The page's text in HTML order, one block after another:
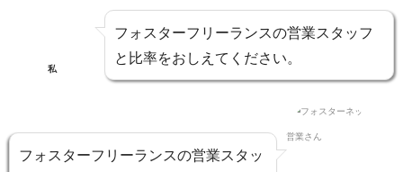
私
フォスターフリーランスの営業スタッフ
と比率をおしえてください。
フォスターフリーランスの営業スタッ